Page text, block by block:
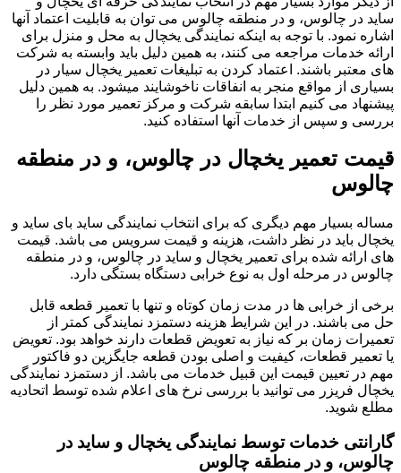
ساید در چالوس، و در منطقه چالوس می توان به قابلیت اعتماد آنها
اشاره نمود. با توجه به اینکه نمایندگی یخچال به محل و منزل برای
ارائه خدمات مراجعه می کنند، به همین دلیل باید وابسته به شرکت
های معتبر باشند. اعتماد کردن به تبلیغات تعمیر یخچال سیار در
بسیاری از مواقع منجر به انفاقات ناخوشایند میشود. به همین دلیل
پیشنهاد می کنیم ابتدا سابقه شرکت و مرکز تعمیر مورد نظر را
بررسی و سپس از خدمات آنها استفاده کنید.
قیمت تعمیر یخچال در چالوس، و در منطقه
چالوس
مساله بسیار مهم دیگری که برای انتخاب نمایندگی ساید بای ساید و
یخچال باید در نظر داشت، هزینه و قیمت سرویس می باشد. قیمت
های ارائه شده برای تعمیر یخچال و ساید در چالوس، و در منطقه
چالوس در مرحله اول به نوع خرابی دستگاه بستگی دارد.
برخی از خرابی ها در مدت زمان کوتاه و تنها با تعمیر قطعه قابل
حل می باشند. در این شرایط هزینه دستمزد نمایندگی کمتر از
تعمیرات زمان بر که نیاز به تعویض قطعات دارند خواهد بود. تعویض
یا تعمیر قطعات، کیفیت و اصلی بودن قطعه جایگزین دو فاکتور
مهم در تعیین قیمت این قبیل خدمات می باشد. از دستمزد نمایندگی
یخچال فریزر می توانید با بررسی نرخ های اعلام شده توسط اتحادیه
مطلع شوید.
گارانتی خدمات توسط نمایندگی یخچال و ساید در
چالوس، و در منطقه چالوس